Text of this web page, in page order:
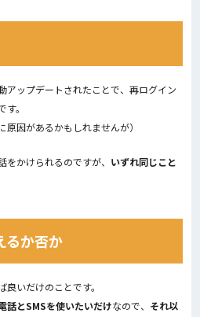
アップデートされたことで、再ログイン
。
原因があるかもしれませんが）
かけられるのですが、 いずれ同じこと
るか否か
いだけのことです。
話とSMSを使いたいだけなので、 それ以